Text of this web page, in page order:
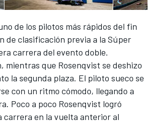
de los pilotos más rápidos del fin
de clasificación previa a la Súper
carrera del evento doble.
mientras que Rosenqvist se deshizo
la segunda plaza. El piloto sueco se
con un ritmo cómodo, llegando a
Poco a poco Rosenqvist logró
carrera en la vuelta anterior al